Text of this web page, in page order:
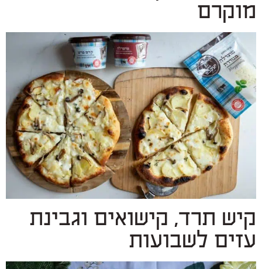
מוקרם
קיש תרד, קישואים וגבינת
עזים לשבועות